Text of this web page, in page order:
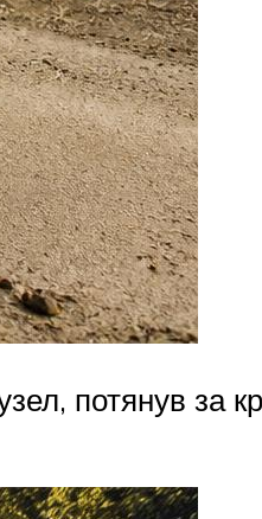
потянув за